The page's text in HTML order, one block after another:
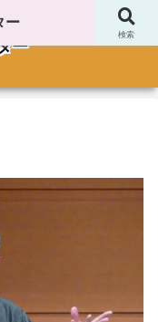
ー
ー
検索